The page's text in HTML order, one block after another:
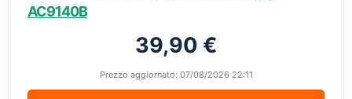
AC9140B
39,90 €
Prezzo aggiornato: 07/08/2026 22:11